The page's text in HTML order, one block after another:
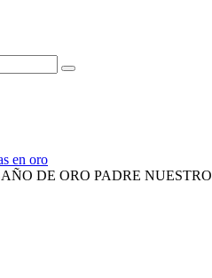
en oro
DE ORO PADRE NUESTRO